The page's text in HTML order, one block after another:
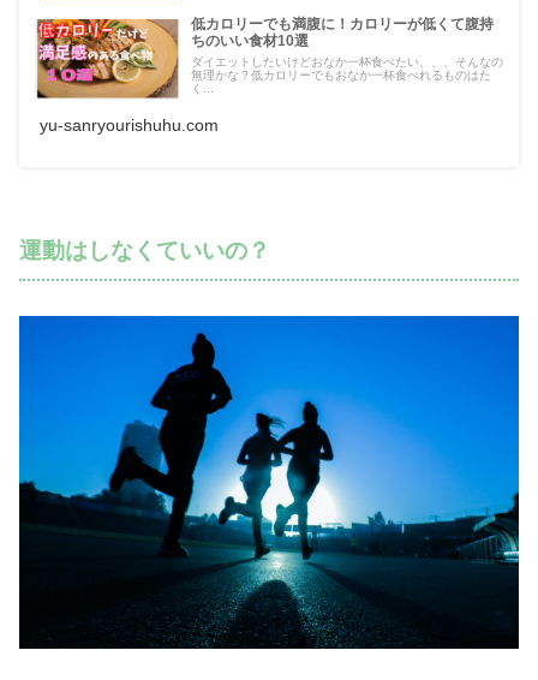
低カロリーでも満腹に！カロリーが低くて腹持
ちのいい食材10選
ダイエットしたいけどおなか一杯食べたい、、、そんなの
無理かな？低カロリーでもおなか一杯食べれるものはた
く...
yu-sanryourishuhu.com
運動はしなくていいの？